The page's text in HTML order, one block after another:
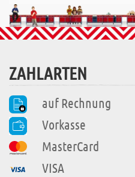
ZAHLARTEN
auf Rechnung
Vorkasse
MasterCard
VISA